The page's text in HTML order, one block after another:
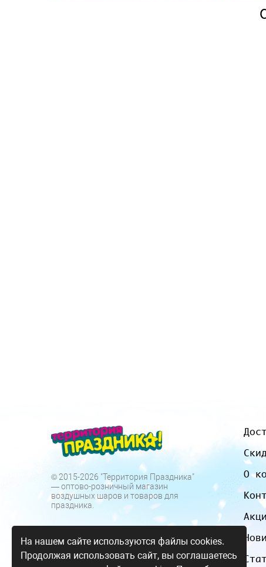
© 2015-2026 "Территория Праздника"
— оптово-розничный магазин
воздушных шаров и товаров для
праздника.
О
На нашем сайте используются файлы cookies.
Продолжая использовать сайт, вы соглашаетесь